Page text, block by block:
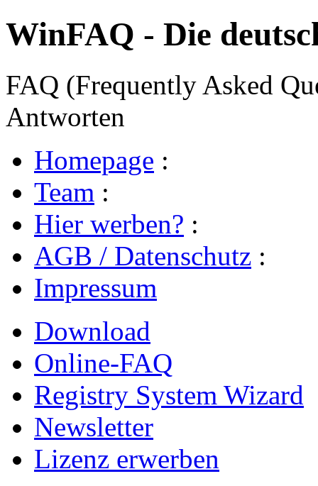
WinFAQ - Die
FAQ (Frequently Asked
Antworten
Homepage :
Team :
Hier werben? :
AGB / Datenschutz :
Impressum
Download
Online-FAQ
Registry System Wizard
Newsletter
Lizenz erwerben